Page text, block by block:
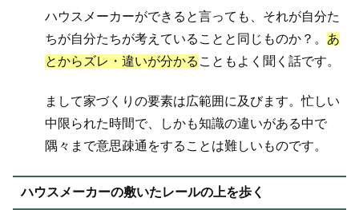
ハウスメーカーができると言っても、それが自分た
ちが自分たちが考えていることと同じものか？。 あ
とからズレ・違いが分かる こともよく聞く話です。
まして家づくりの要素は広範囲に及びます。忙しい
中限られた時間で、しかも知識の違いがある中で
隅々まで意思疎通をすることは難しいものです。
ハウスメーカーの敷いたレールの上を歩く